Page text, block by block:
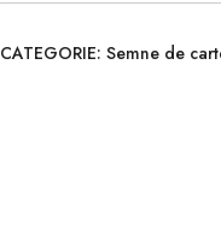
CATEGORIE: Semne de